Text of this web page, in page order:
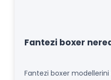
Fantezi boxer
Fantezi boxer modellerini